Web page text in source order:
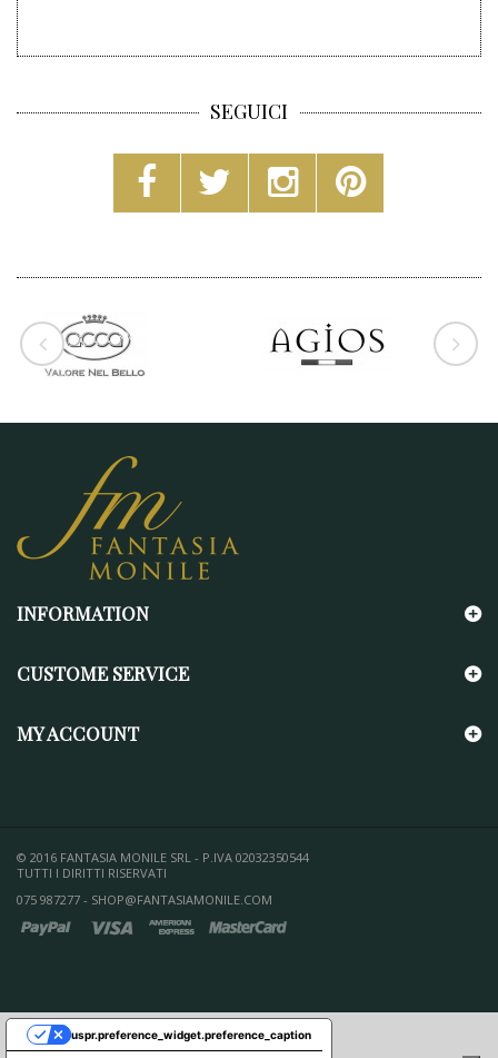
SEGUICI
INFORMATION
CUSTOME SERVICE
MY ACCOUNT
© 2016 FANTASIA MONILE SRL - P.IVA 02032350544
TUTTI I DIRITTI RISERVATI
075 987277 - SHOP@FANTASIAMONILE.COM
uspr.preference_widget.preference_caption